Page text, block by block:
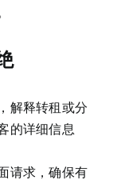
解释转租或分
的详细信息
请求，确保有